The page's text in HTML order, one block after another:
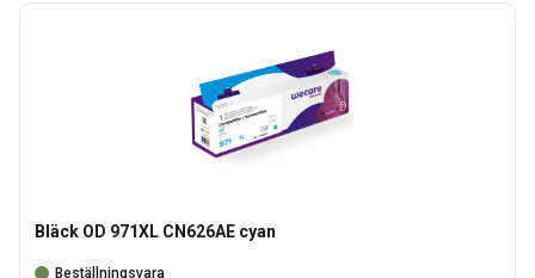
Bläck OD 971XL CN626AE cyan
Beställningsvara